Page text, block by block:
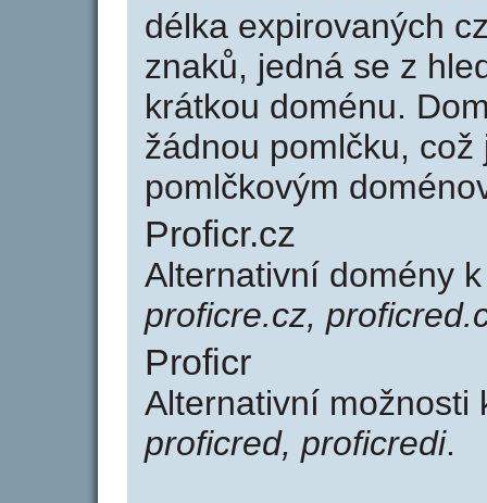
délka expirovaných
znaků, jedná se z
krátkou doménu.
žádnou pomlčku,
pomlčkovým
Proficr.cz
Alternativní domény
proficre.cz,
Proficr
Alternativní
proficred, proficredi.